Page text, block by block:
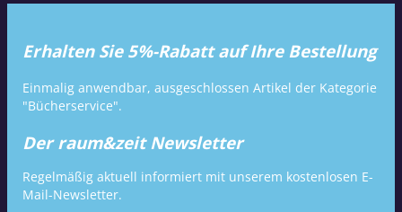
Erhalten Sie 5%-Rabatt auf Ihre Bestellung
Einmalig anwendbar, ausgeschlossen Artikel der Kategorie
"Bücherservice".
Der raum&zeit Newsletter
Regelmäßig aktuell informiert mit unserem kostenlosen E-
Mail-Newsletter.